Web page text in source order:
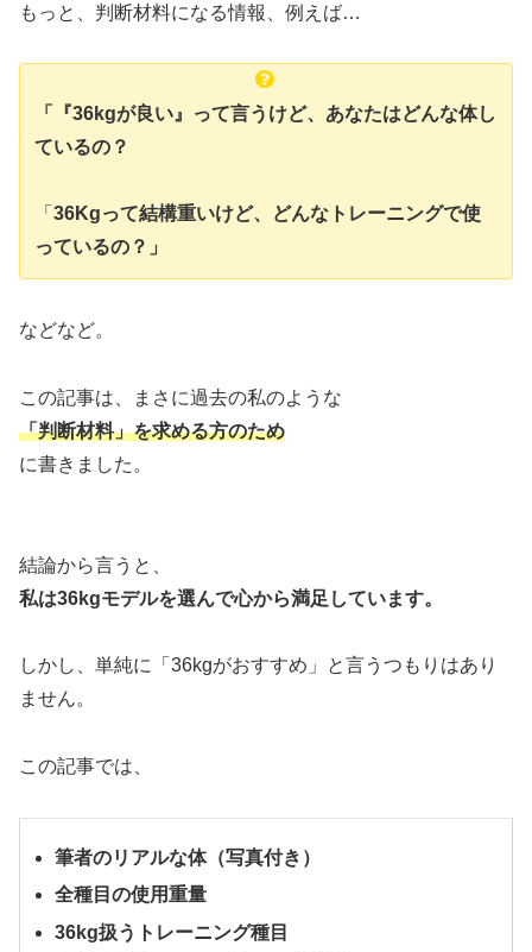
もっと、判断材料になる情報、例えば…
「『36kgが良い』って言うけど、あなたはどんな体し
ているの？
「 36Kgって結構重いけど、どんなトレーニングで使
っているの？」
などなど。
この記事は、まさに過去の私のような
「判断材料」を求める方のため
に書きました。
結論から言うと、
私は36kgモデルを選んで心から満足しています。
しかし、単純に「36kgがおすすめ」と言うつもりはあり
ません。
この記事では、
筆者のリアルな体（写真付き）
全種目の使用重量
36kg扱うトレーニング種目